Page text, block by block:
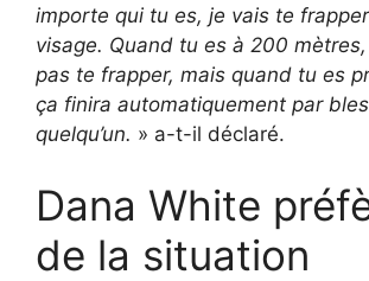
importe qui tu es, je vais te
visage. Quand tu es à 200
pas te frapper, mais quand tu es
ça finira automatiquement par
quelqu’un. » a-t-il déclaré.
Dana White
de la situation